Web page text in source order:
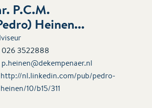
P.C.M.
Heinen...
026 3522888
p.heinen@dekempenaer.nl
http://nl.linkedin.com/pub/pedro-
heinen/10/b15/311